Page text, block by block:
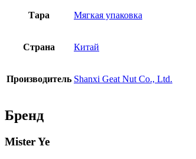
Тара Мягкая упаковка
Страна Китай
Производитель Shanxi Geat Nut Co., Ltd.
Бренд
Mister Ye